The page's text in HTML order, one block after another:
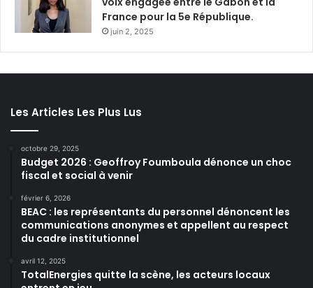
France pour la 5e République.
juin 2, 2025
Les Articles Les Plus Lus
octobre 29, 2025
Budget 2026 : Geoffroy Foumboula dénonce un choc
fiscal et social à venir
février 6, 2026
BEAC : les représentants du personnel dénoncent les
communications anonymes et appellent au respect
du cadre institutionnel
avril 12, 2025
TotalEnergies quitte la scène, les acteurs locaux